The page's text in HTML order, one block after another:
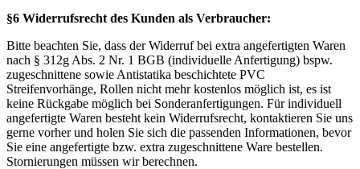
§6 Widerrufsrecht des Kunden als Verbraucher:
Bitte beachten Sie, dass der Widerruf bei extra angefertigten Waren
nach § 312g Abs. 2 Nr. 1 BGB (individuelle Anfertigung) bspw.
zugeschnittene sowie Antistatika beschichtete PVC
Streifenvorhänge, Rollen nicht mehr kostenlos möglich ist, es ist
keine Rückgabe möglich bei Sonderanfertigungen. Für individuell
angefertigte Waren besteht kein Widerrufsrecht, kontaktieren Sie uns
gerne vorher und holen Sie sich die passenden Informationen, bevor
Sie eine angefertigte bzw. extra zugeschnittene Ware bestellen.
Stornierungen müssen wir berechnen.